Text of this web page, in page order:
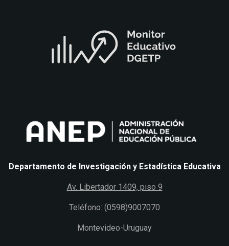
Departamento de Investigación y Estadística Educativa
Av. Libertador 1409, piso 9
Teléfono: (0598)9007070
Montevideo-Uruguay